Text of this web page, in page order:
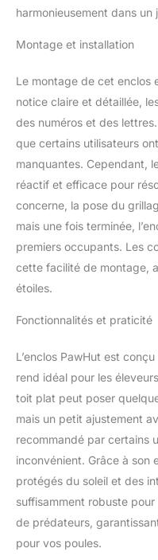
harmonieusement dans un
Montage et installation
Le montage de cet enclos
notice claire et détaillée,
des numéros et des
que certains utilisateurs
manquantes. Cependant,
réactif et efficace pour
concerne, la pose du
mais une fois terminée,
premiers occupants. Les
cette facilité de montage,
étoiles.
Fonctionnalités et praticité
L’enclos PawHut est
rend idéal pour les
toit plat peut poser
mais un petit ajustement
recommandé par certains
inconvénient. Grâce à son
protégés du soleil et des
suffisamment robuste
de prédateurs,
pour vos poules.